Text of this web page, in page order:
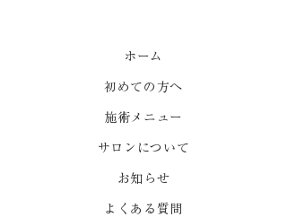
はりって痛くないです
ホーム
初めての方へ
施術メニュー
サロンについて
お知らせ
よくある質問